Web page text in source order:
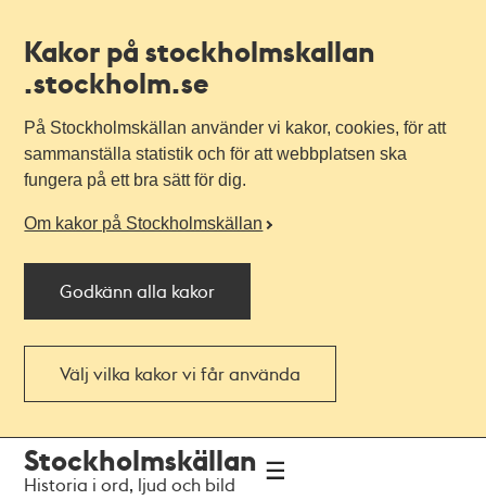
Kakor på stockholmskallan
.stockholm.se
På Stockholmskällan använder vi kakor, cookies, för att
sammanställa statistik och för att webbplatsen ska
fungera på ett bra sätt för dig.
Om kakor på Stockholmskällan
Godkänn alla kakor
Välj vilka kakor vi får använda
navigationen
huvudinnehållet
Stockholmskällan
Historia i ord, ljud och bild